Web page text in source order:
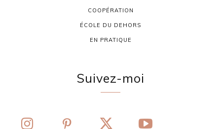
COOPÉRATION
ÉCOLE DU DEHORS
EN PRATIQUE
Suivez-moi